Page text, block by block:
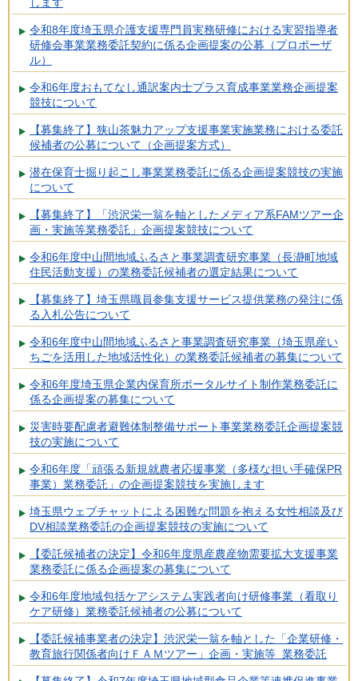
令和8年度埼玉県介護支援専門員実務研修における実習指導者
研修会事業業務委託契約に係る企画提案の公募（プロポーザ
ル）
令和6年度おもてなし通訳案内士プラス育成事業業務企画提案
競技について
【募集終了】狭山茶魅力アップ支援事業実施業務における委託
候補者の公募について（企画提案方式）
潜在保育士掘り起こし事業業務委託に係る企画提案競技の実施
について
【募集終了】「渋沢栄一翁を軸としたメディア系FAMツアー企
画・実施等業務委託」企画提案競技について
令和6年度中山間地域ふるさと事業調査研究事業（長瀞町地域
住民活動支援）の業務委託候補者の選定結果について
【募集終了】埼玉県職員参集支援サービス提供業務の発注に係
る入札公告について
令和6年度中山間地域ふるさと事業調査研究事業（埼玉県産い
ちごを活用した地域活性化）の業務委託候補者の募集について
令和6年度埼玉県企業内保育所ポータルサイト制作業務委託に
係る企画提案の募集について
災害時要配慮者避難体制整備サポート事業業務委託企画提案競
技の実施について
令和6年度「頑張る新規就農者応援事業（多様な担い手確保PR
事業）業務委託」の企画提案競技を実施します
埼玉県ウェブチャットによる困難な問題を抱える女性相談及び
DV相談業務委託の企画提案競技の実施について
【委託候補者の決定】令和6年度県産農産物需要拡大支援事業
業務委託に係る企画提案の募集について
令和6年度地域包括ケアシステム実践者向け研修事業（看取り
ケア研修）業務委託候補者の公募について
【委託候補事業者の決定】渋沢栄一翁を軸とした「企業研修・
教育旅行関係者向けＦＡＭツアー」企画・実施等 業務委託